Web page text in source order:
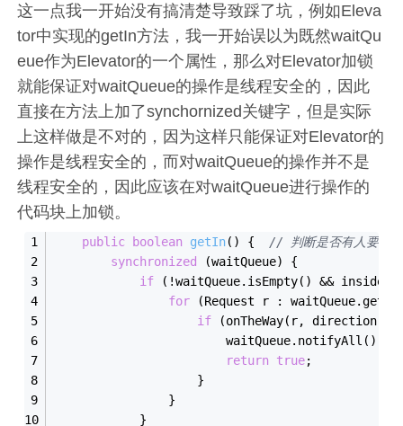
这一点我一开始没有搞清楚导致踩了坑，例如Eleva
tor中实现的getIn方法，我一开始误以为既然waitQu
eue作为Elevator的一个属性，那么对Elevator加锁
就能保证对waitQueue的操作是线程安全的，因此
直接在方法上加了synchornized关键字，但是实际
上这样做是不对的，因为这样只能保证对Elevator的
操作是线程安全的，而对waitQueue的操作并不是
线程安全的，因此应该在对waitQueue进行操作的
代码块上加锁。
public boolean getIn() { // 判断是否有人要进
synchronized
(waitQueue) {
if (!waitQueue.isEmpty() &&
for (Request r : waitQueue.get
if (onTheWay( r, direction
                        waitQueue.notify
All()
return true;
                    }
                }
            }